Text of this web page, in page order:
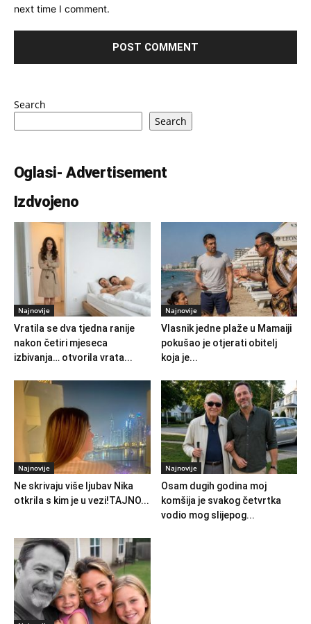
next time I comment.
Search
Search
Oglasi- Advertisement
Izdvojeno
Najnovije
Vratila se dva tjedna ranije
nakon četiri mjeseca
izbivanja… otvorila vrata...
Najnovije
Vlasnik jedne plaže u Mamaiji
pokušao je otjerati obitelj
koja je...
Najnovije
Ne skrivaju više ljubav Nika
otkrila s kim je u vezi!TAJNO...
Najnovije
Osam dugih godina moj
komšija je svakog četvrtka
vodio mog slijepog...